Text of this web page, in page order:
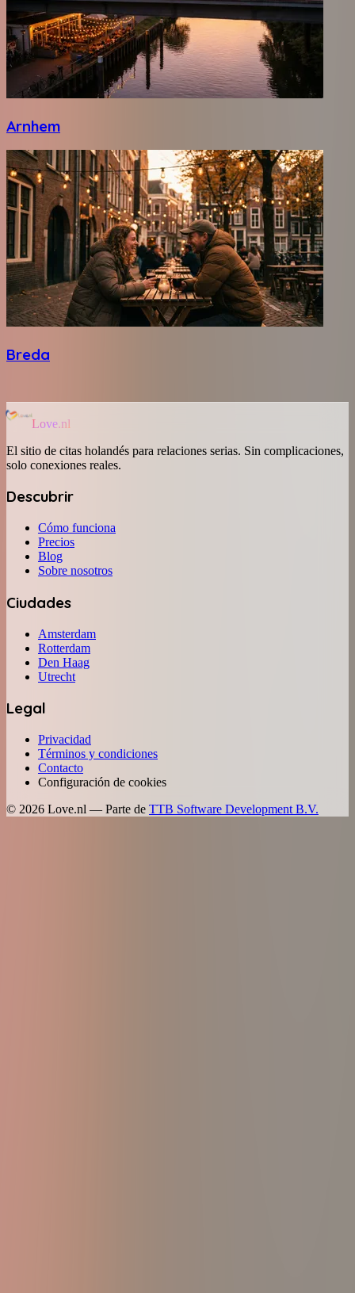
Arnhem
Breda
Love.nl
El sitio de citas holandés para relaciones serias. Sin complicaciones,
solo conexiones reales.
Descubrir
Cómo funciona
Precios
Blog
Sobre nosotros
Ciudades
Amsterdam
Rotterdam
Den Haag
Utrecht
Legal
Privacidad
Términos y condiciones
Contacto
Configuración de cookies
© 2026 Love.nl — Parte de TTB Software Development B.V.